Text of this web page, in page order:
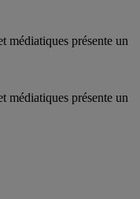
médiatiques présente un
médiatiques présente un